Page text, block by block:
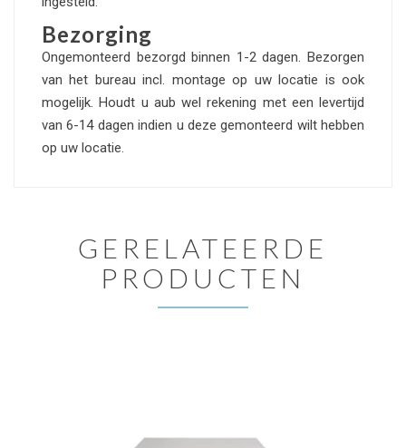
Bezorging
Ongemonteerd bezorgd binnen 1-2 dagen. Bezorgen
van het bureau incl. montage op uw locatie is ook
mogelijk. Houdt u aub wel rekening met een levertijd
van 6-14 dagen indien u deze gemonteerd wilt hebben
op uw locatie.
GERELATEERDE
PRODUCTEN